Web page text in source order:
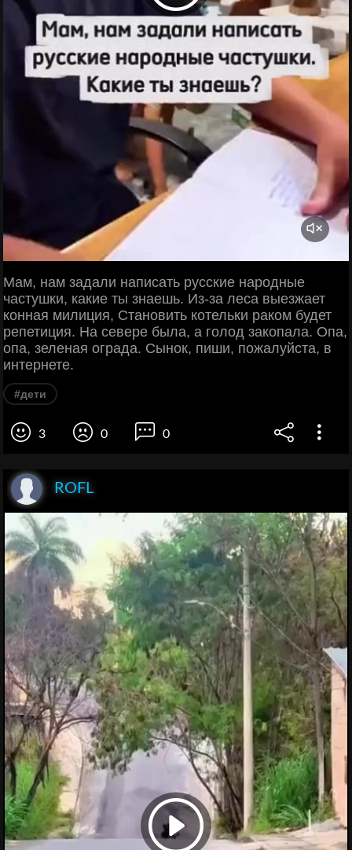
Мам, нам задали написать русские народные
частушки, какие ты знаешь. Из-за леса выезжает
конная милиция, Становить котельки раком будет
репетиция. На севере была, а голод закопала. Опа,
опа, зеленая ограда. Сынок, пиши, пожалуйста, в
интернете.
#дети
3 0 0
ROFL